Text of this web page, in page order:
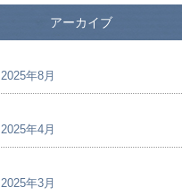
アーカイブ
2025年8月
2025年4月
2025年3月